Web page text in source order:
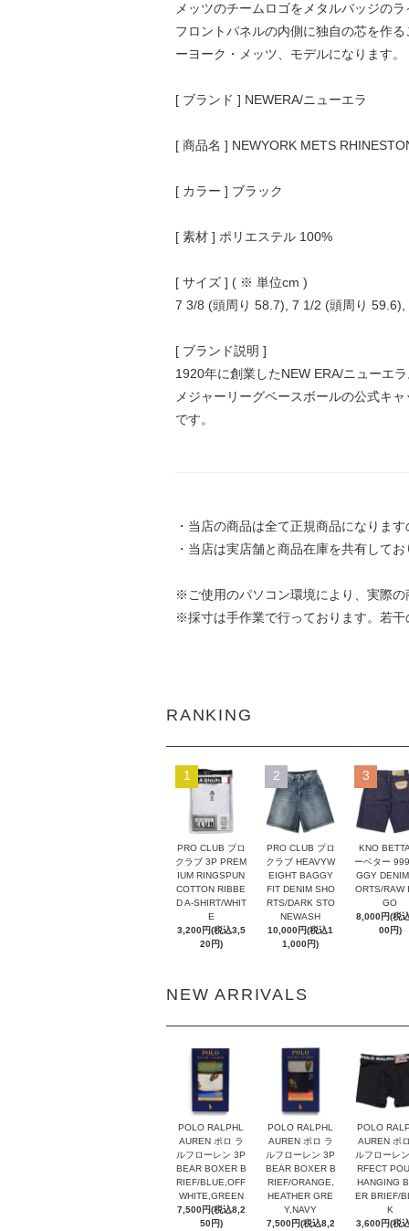
メッツのチームロゴをメタルバッジの
フロントパネルの内側に独自の芯を作
ーヨーク・メッツ、モデルになります。
[ ブランド ] NEWERA/ニューエラ
[ 商品名 ] NEWYORK METS
[ カラー ] ブラック
[ 素材 ] ポリエステル 100%
[ サイズ ] ( ※ 単位cm )
7 3/8 (頭周り 58.7), 7 1/2 (頭周り
[ ブランド説明 ]
1920年に創業したNEW ERA/ニューエ
メジャーリーグベースボールの公式キ
です。
・当店の商品は全て正規商品になりま
・当店は実店舗と商品在庫を共有して
※ご使用のパソコン環境により、実際
※採寸は手作業で行っております。若
RANKING
1
PRO CLUB プロ
クラブ 3P PREM
IUM RINGSPUN
COTTON RIBBE
D A-SHIRT/WHIT
E
3,200円(税込3,5
20円)
2
PRO CLUB プロ
クラブ HEAVYW
EIGHT BAGGY
FIT DENIM SHO
RTS/DARK STO
NEWASH
10,000円(税込1
1,000円)
3
KNO
ーベター
GGY
ORTS/RAW
GO
8,000円(税
00円)
NEW ARRIVALS
POLO RALPHL
AUREN ポロ ラ
ルフローレン 3P
BEAR BOXER B
RIEF/BLUE,OFF
WHITE,GREEN
7,500円(税込8,2
50円)
POLO RALPHL
AUREN ポロ ラ
ルフローレン 3P
BEAR BOXER B
RIEF/ORANGE,
HEATHER GRE
Y,NAVY
7,500円(税込8,2
POLO
AUREN ポ
ルフローレ
RFECT
HANGING
ER BRIEF/
K
3,600円(税